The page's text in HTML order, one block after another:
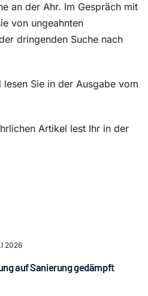
an der Ahr. Im Gespräch mit
von ungeahnten
dringenden Suche nach
Sie in der Ausgabe vom
Artikel lest Ihr in der
2026
auf Sanierung gedämpft